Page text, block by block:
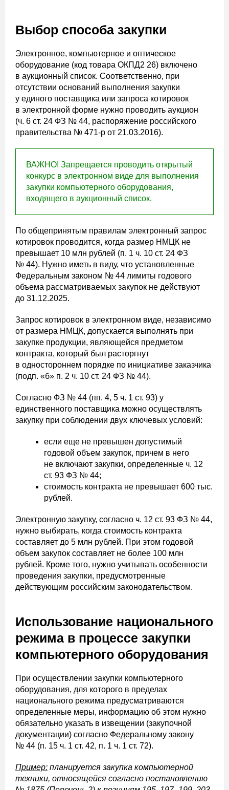
Выбор способа закупки
Электронное, компьютерное и оптическое
оборудование (код товара ОКПД2 26) включено
в аукционный список. Соответственно, при
отсутствии оснований выполнения закупки
у единого поставщика или запроса котировок
в электронной форме нужно проводить аукцион
(ч. 6 ст. 24 ФЗ № 44, распоряжение российского
правительства № 471-р от 21.03.2016).
ВАЖНО! Запрещается проводить открытый
конкурс в электронном виде для выполнения
закупки компьютерного оборудования,
входящего в аукционный список.
По общепринятым правилам электронный запрос
котировок проводится, когда размер НМЦК не
превышает 10 млн рублей (п. 1 ч. 10 ст. 24 ФЗ
№ 44). Нужно иметь в виду, что установленные
Федеральным законом № 44 лимиты годового
объема рассматриваемых закупок не действуют
до 31.12.2025.
Запрос котировок в электронном виде, независимо
от размера НМЦК, допускается выполнять при
закупке продукции, являющейся предметом
контракта, который был расторгнут
в одностороннем порядке по инициативе заказчика
(подп. «б» п. 2 ч. 10 ст. 24 ФЗ № 44).
Согласно ФЗ № 44 (пп. 4, 5 ч. 1 ст. 93) у
единственного поставщика можно осуществлять
закупку при соблюдении двух ключевых условий:
если еще не превышен допустимый
годовой объем закупок, причем в него
не включают закупки, определенные ч. 12
ст. 93 ФЗ № 44;
стоимость контракта не превышает 600 тыс.
рублей.
Электронную закупку, согласно ч. 12 ст. 93 ФЗ № 44,
нужно выбирать, когда стоимость контракта
составляет до 5 млн рублей. При этом годовой
объем закупок составляет не более 100 млн
рублей. Кроме того, нужно учитывать особенности
проведения закупки, предусмотренные
действующим российским законодательством.
Использование национального
режима в процессе закупки
компьютерного оборудования
При осуществлении закупки компьютерного
оборудования, для которого в пределах
национального режима предусматриваются
определенные меры, информацию об этом нужно
обязательно указать в извещении (закупочной
документации) согласно Федеральному закону
№ 44 (п. 15 ч. 1 ст. 42, п. 1 ч. 1 ст. 72).
Пример: планируется закупка компьютерной
техники, относящейся согласно постановлению